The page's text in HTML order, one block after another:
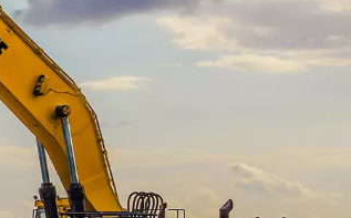
español
português